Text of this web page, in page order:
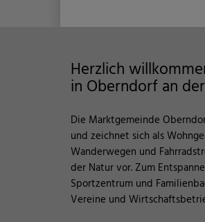
Herzlich
in Oberndorf an
Die Marktgemeinde
und zeichnet sich als
Wanderwegen und
der Natur vor. Zum
Sportzentrum und
Vereine und